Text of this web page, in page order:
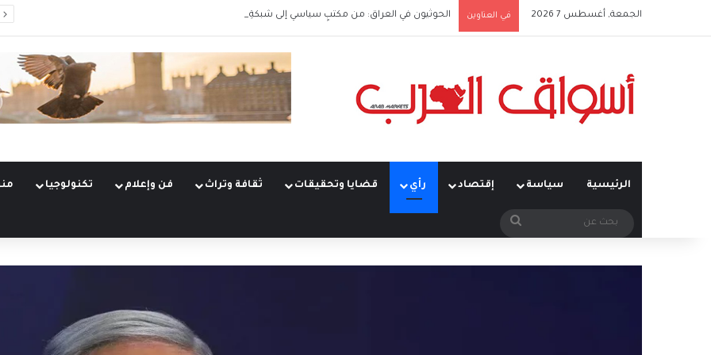
الجمعة, أغسطس 7 2026 في العناوين الحوثيون في العراق: من مكتبٍ سياسي إلى شبكةِ عمليّات
الرئيسية سياسة إقتصاد رأي قضايا وتحقيقات ثقافة وتراث فن وإعلام تكنولوجيا
بحث